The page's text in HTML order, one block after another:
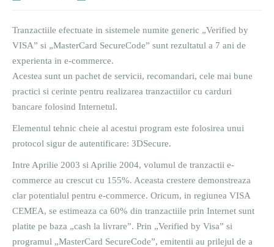
Tranzactiile efectuate in sistemele numite generic „Verified by
VISA” si „MasterCard SecureCode” sunt rezultatul a 7 ani de
experienta in e-commerce.
Acestea sunt un pachet de servicii, recomandari, cele mai bune
practici si cerinte pentru realizarea tranzactiilor cu carduri
bancare folosind Internetul.
Elementul tehnic cheie al acestui program este folosirea unui
protocol sigur de autentificare: 3DSecure.
Intre Aprilie 2003 si Aprilie 2004, volumul de tranzactii e-
commerce au crescut cu 155%. Aceasta crestere demonstreaza
clar potentialul pentru e-commerce. Oricum, in regiunea VISA
CEMEA, se estimeaza ca 60% din tranzactiile prin Internet sunt
platite pe baza „cash la livrare”. Prin „Verified by Visa” si
programul „MasterCard SecureCode”, emitentii au prilejul de a